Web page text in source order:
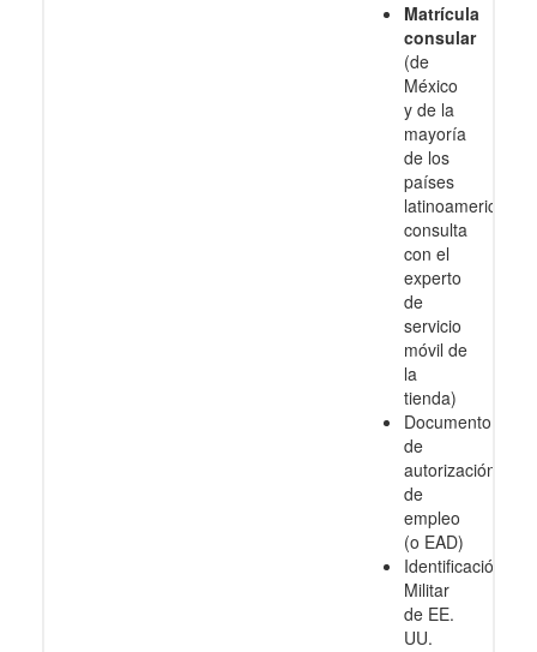
Matrícula
consular
(de
México
y de la
mayoría
de los
países
latinoamericanos,
consulta
con el
experto
de
servicio
móvil de
la
tienda)
Documento
de
autorización
de
empleo
(o EAD)
Identificación
Militar
de EE.
UU.